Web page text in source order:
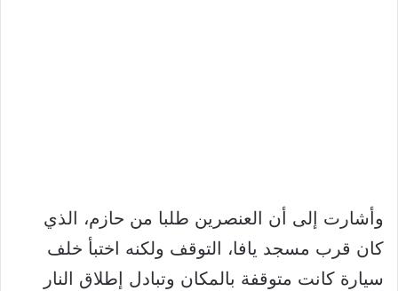
وأشارت إلى أن العنصرين طلبا من حازم، الذي
كان قرب مسجد يافا، التوقف ولكنه اختبأ خلف
سيارة كانت متوقفة بالمكان وتبادل إطلاق النار